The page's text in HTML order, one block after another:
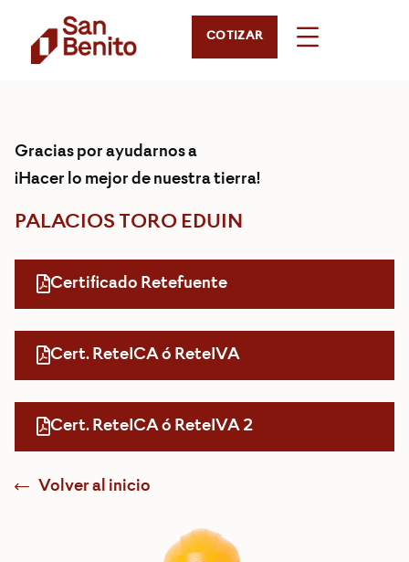
COTIZAR
Gracias por ayudarnos a
¡Hacer lo mejor de nuestra tierra!
PALACIOS TORO EDUIN
Certificado Retefuente
Cert. ReteICA ó ReteIVA
Cert. ReteICA ó ReteIVA 2
Volver al inicio